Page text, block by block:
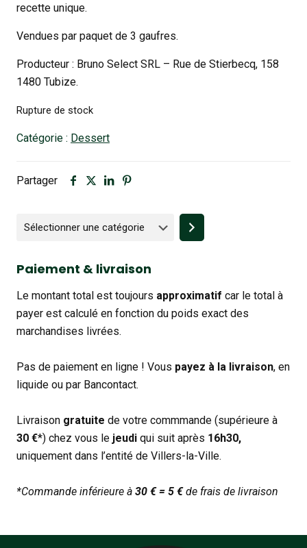
recette unique.
Vendues par paquet de 3 gaufres.
Producteur : Bruno Select SRL – Rue de Stierbecq, 158
1480 Tubize.
Rupture de stock
Catégorie : Dessert
Partager
Sélectionner
une
Paiement & livraison
Le montant total est toujours approximatif car le total à
payer est calculé en fonction du poids exact des
marchandises livrées.
Pas de paiement en ligne ! Vous payez à la livraison, en
liquide ou par Bancontact.
Livraison gratuite de votre commmande (supérieure à
30 €*) chez vous le jeudi qui suit après 16h30,
uniquement dans l’entité de Villers-la-Ville.
*Commande inférieure à 30 € = 5 €de frais de livraison